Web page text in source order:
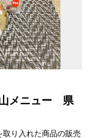
メニュー 県
り入れた商品の販売